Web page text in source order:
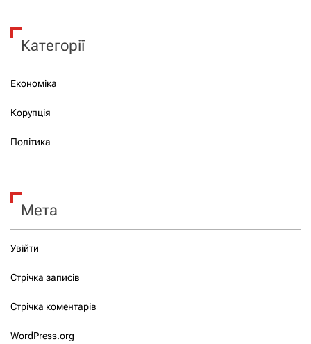
Категорії
Економіка
Корупція
Політика
Мета
Увійти
Стрічка записів
Стрічка коментарів
WordPress.org